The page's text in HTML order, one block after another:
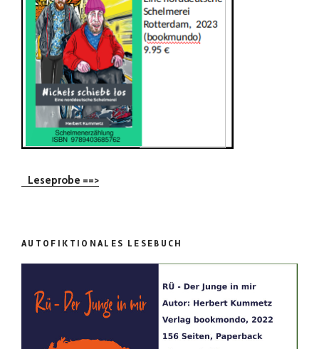
Leseprobe ==>
AUTOFIKTIONALES LESEBUCH